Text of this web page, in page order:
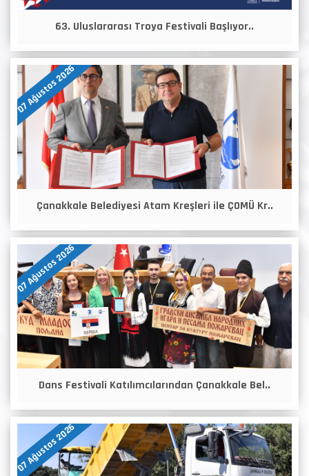
63. Uluslararası Troya Festivali Başlıyor..
07 Ağustos 2026
Çanakkale Belediyesi Atam Kreşleri ile ÇOMÜ Kr..
07 Ağustos 2026
Dans Festivali Katılımcılarından Çanakkale Bel..
07 Ağustos 2026